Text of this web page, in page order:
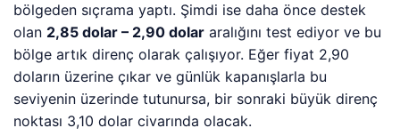
bölgeden sıçrama yaptı. Şimdi ise daha önce destek
olan 2,85 dolar – 2,90 dolar aralığını test ediyor ve bu
bölge artık direnç olarak çalışıyor. Eğer fiyat 2,90
doların üzerine çıkar ve günlük kapanışlarla bu
seviyenin üzerinde tutunursa, bir sonraki büyük direnç
noktası 3,10 dolar civarında olacak.